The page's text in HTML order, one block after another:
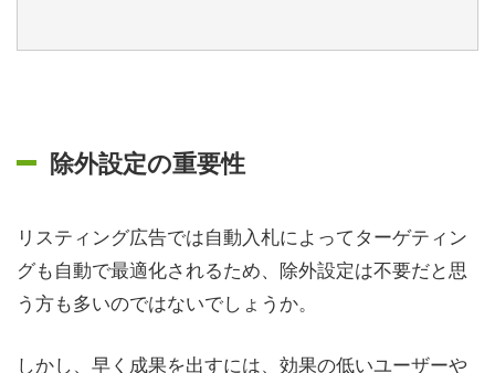
除外設定の重要性
リスティング広告では自動入札によってターゲティン
グも自動で最適化されるため、除外設定は不要だと思
う方も多いのではないでしょうか。
しかし、早く成果を出すには、効果の低いユーザーや